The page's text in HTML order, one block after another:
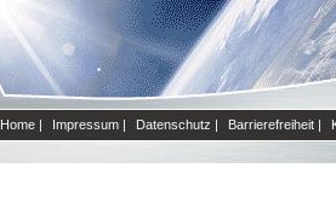
Home | Impressum | Datenschutz | Barrierefreiheit |